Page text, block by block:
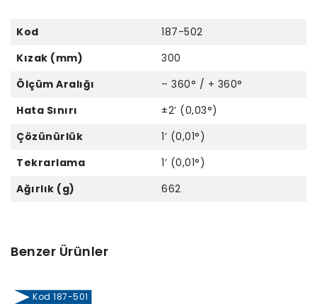
Kod
187-502
Kızak (mm)
300
Ölçüm Aralığı
– 360° / + 360°
Hata Sınırı
±2’ (0,03°)
Çözünürlük
1’ (0,01°)
Tekrarlama
1’ (0,01°)
Ağırlık (g)
662
Benzer Ürünler
Kod 187-501